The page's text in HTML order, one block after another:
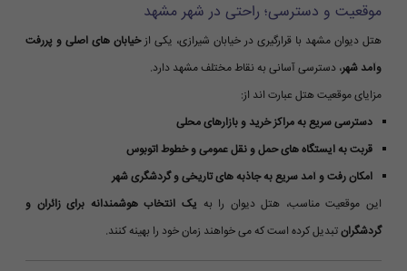
موقعیت و دسترسی؛ راحتی در شهر مشهد
هتل دیوان مشهد با قرارگیری در خیابان شیرازی، یکی ازخیابان های اصلی و پررفت
وآمد شهر، دسترسی آسانی به نقاط مختلف مشهد دارد.
مزایای موقعیت هتل عبارت اند از:
دسترسی سریع به مراکز خرید و بازارهای محلی
قربت به ایستگاه های حمل و نقل عمومی و خطوط اتوبوس
امکان رفت و آمد سریع به جاذبه های تاریخی و گردشگری شهر
این موقعیت مناسب، هتل دیوان را به یک انتخاب هوشمندانه برای زائران و
گردشگرانتبدیل کرده است که می خواهند زمان خود را بهینه کنند.